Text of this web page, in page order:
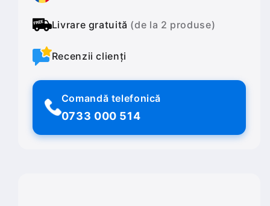
Livrare gratuită (de la 2 produse)
Recenzii clienți
Comandă telefonică
0733 000 514